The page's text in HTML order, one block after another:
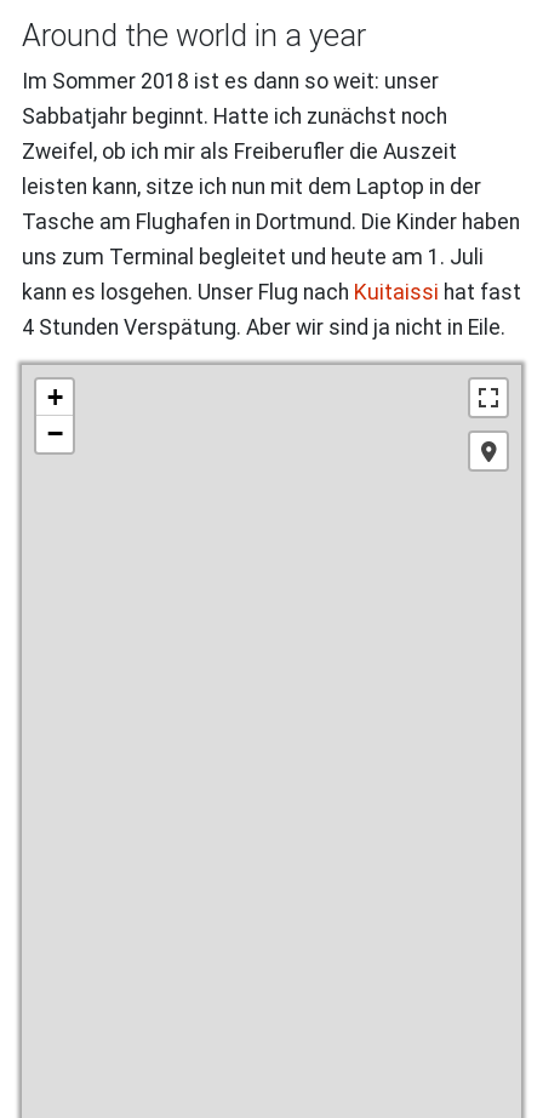
Around the world in a year
Im Sommer 2018 ist es dann so weit: unser
Sabbatjahr beginnt. Hatte ich zunächst noch
Zweifel, ob ich mir als Freiberufler die Auszeit
leisten kann, sitze ich nun mit dem Laptop in der
Tasche am Flughafen in Dortmund. Die Kinder haben
uns zum Terminal begleitet und heute am 1. Juli
kann es losgehen. Unser Flug nach Kuitaissi hat fast
4 Stunden Verspätung. Aber wir sind ja nicht in Eile.
+
−